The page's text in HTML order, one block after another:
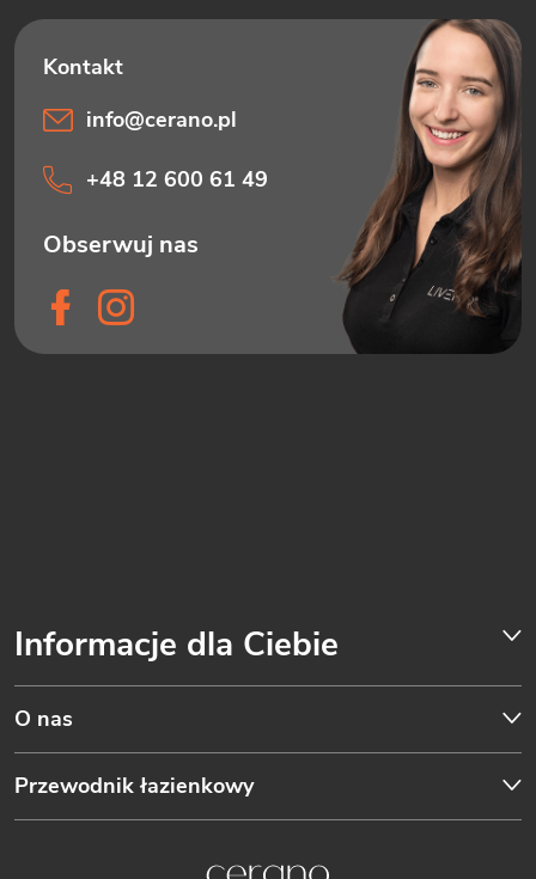
Informacje dla Ciebie
O nas
Przewodnik łazienkowy
info@cerano.pl
+48 12 600 61 49